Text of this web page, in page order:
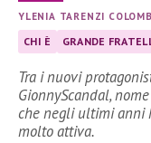
YLENIA TARENZI
CHI È GRANDE
Tra i nuovi
GionnyScandal,
che negli ultimi anni
molto attiva.